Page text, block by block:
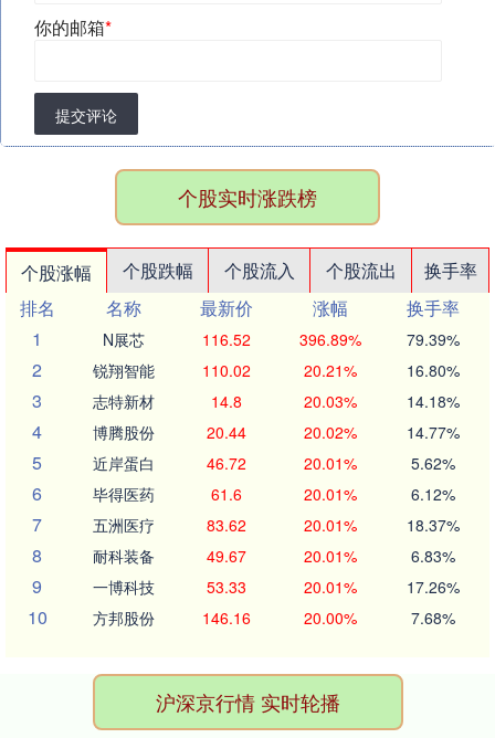
你的邮箱*
提交评论
个股实时涨跌榜
个股涨幅 个股跌幅 个股流入 个股流出
换手率
排名
名称 最新价 涨幅
换手率
1
N展芯 116.52 396.89% 79.39%
2 锐翔智能 110.02 20.21% 16.80%
3 志特新材 14.8 20.03% 14.18%
4 博腾股份 20.44 20.02% 14.77%
5 近岸蛋白 46.72 20.01% 5.62%
6 毕得医药 61.6 20.01% 6.12%
7 五洲医疗 83.62 20.01% 18.37%
8 耐科装备 49.67 20.01% 6.83%
9 一博科技 53.33 20.01% 17.26%
10 方邦股份 146.16 20.00% 7.68%
沪深京行情 实时轮播